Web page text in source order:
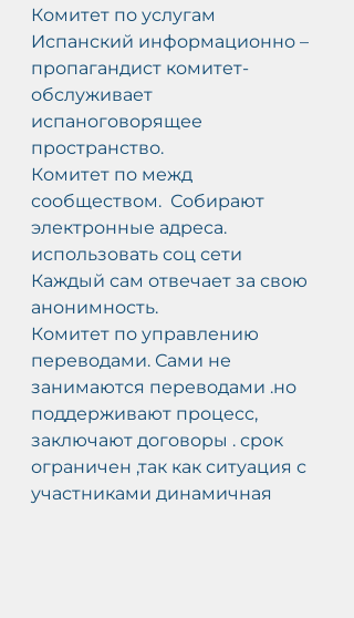
Комитет по услугам
Испанский информационно –
пропагандист комитет-
обслуживает
испаноговорящее
пространство.
Комитет по межд
сообществом.  Собирают
электронные адреса.
использовать соц сети
Каждый сам отвечает за свою
анонимность.
Комитет по управлению
переводами. Сами не
занимаются переводами .но
поддерживают процесс,
заключают договоры . срок
ограничен ,так как ситуация с
участниками динамичная